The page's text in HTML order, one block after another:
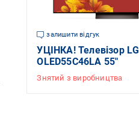
залишити відгук
УЦІНКА! Телевізор LG
OLED55C46LA 55"
Знятий з виробництва